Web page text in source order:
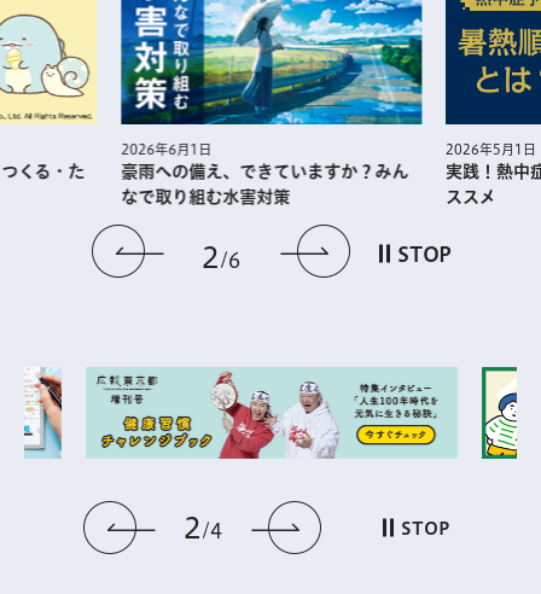
前のスライドを表示
2 6 次のスライドを
STOP
くる・た
2026年6月1日
豪雨への備え、できていますか？みん
なで取り組む水害対策
2026年5月1日
実践！熱中
ススメ
前のスライドを表示
2 4 次のスライドを表
STOP